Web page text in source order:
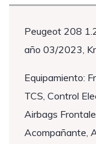
Peugeot 208
año 03/2023,
Equipamiento:
TCS, Control
Airbags
Acompañante,